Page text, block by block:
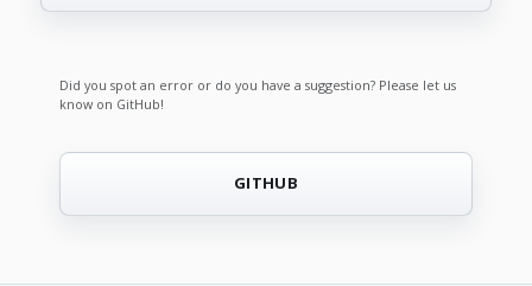
Did you spot an error or do you have a suggestion? Please let us
know on GitHub!
GITHUB